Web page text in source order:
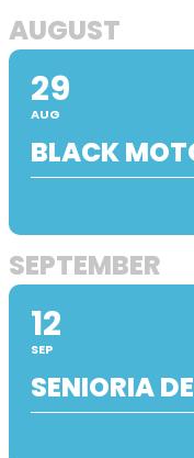
AUGUST
29
AUG
BLACK
SEPTEMBER
12
SEP
SENIORIA